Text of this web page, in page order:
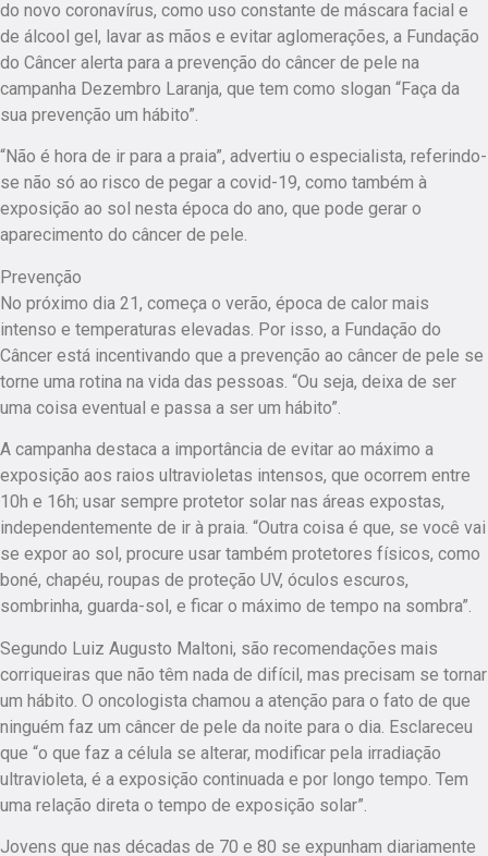
do novo coronavírus, como uso constante de máscara facial e
de álcool gel, lavar as mãos e evitar aglomerações, a Fundação
do Câncer alerta para a prevenção do câncer de pele na
campanha Dezembro Laranja, que tem como slogan “Faça da
sua prevenção um hábito”.
“Não é hora de ir para a praia”, advertiu o especialista, referindo-
se não só ao risco de pegar a covid-19, como também à
exposição ao sol nesta época do ano, que pode gerar o
aparecimento do câncer de pele.
Prevenção
No próximo dia 21, começa o verão, época de calor mais
intenso e temperaturas elevadas. Por isso, a Fundação do
Câncer está incentivando que a prevenção ao câncer de pele se
torne uma rotina na vida das pessoas. “Ou seja, deixa de ser
uma coisa eventual e passa a ser um hábito”.
A campanha destaca a importância de evitar ao máximo a
exposição aos raios ultravioletas intensos, que ocorrem entre
10h e 16h; usar sempre protetor solar nas áreas expostas,
independentemente de ir à praia. “Outra coisa é que, se você vai
se expor ao sol, procure usar também protetores físicos, como
boné, chapéu, roupas de proteção UV, óculos escuros,
sombrinha, guarda-sol, e ficar o máximo de tempo na sombra”.
Segundo Luiz Augusto Maltoni, são recomendações mais
corriqueiras que não têm nada de difícil, mas precisam se tornar
um hábito. O oncologista chamou a atenção para o fato de que
ninguém faz um câncer de pele da noite para o dia. Esclareceu
que “o que faz a célula se alterar, modificar pela irradiação
ultravioleta, é a exposição continuada e por longo tempo. Tem
uma relação direta o tempo de exposição solar”.
Jovens que nas décadas de 70 e 80 se expunham diariamente